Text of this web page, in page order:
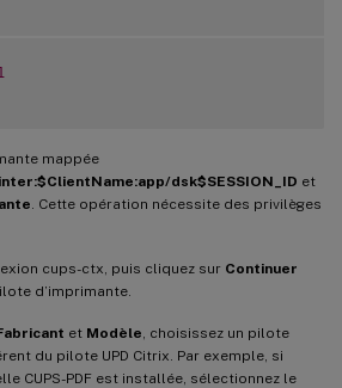
mappée
dsk$SESSION_ID et
. Cette opération nécessite des privilèges
cups-ctx, puis cliquez sur Continuer
d’imprimante.
et Modèle , choisissez un pilote
du pilote UPD Citrix. Par exemple, si
CUPS-PDF est installée, sélectionnez le